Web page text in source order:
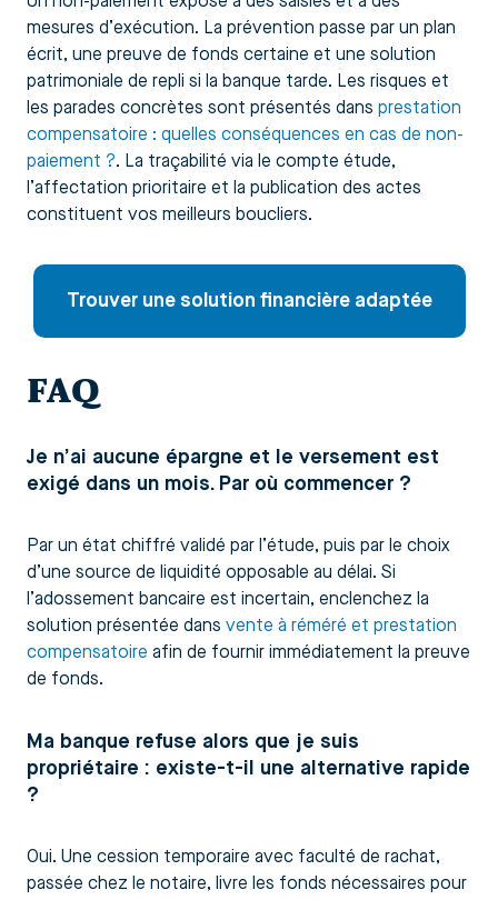
mesures d’exécution. La prévention passe par un plan
écrit, une preuve de fonds certaine et une solution
patrimoniale de repli si la banque tarde. Les risques et
les parades concrètes sont présentés dans prestation
compensatoire : quelles conséquences en cas de non-
paiement ?. La traçabilité via le compte étude,
l’affectation prioritaire et la publication des actes
constituent vos meilleurs boucliers.
Trouver une solution financière adaptée
FAQ
Je n’ai aucune épargne et le versement est
exigé dans un mois. Par où commencer ?
Par un état chiffré validé par l’étude, puis par le choix
d’une source de liquidité opposable au délai. Si
l’adossement bancaire est incertain, enclenchez la
solution présentée dans vente à réméré et prestation
compensatoire afin de fournir immédiatement la preuve
de fonds.
Ma banque refuse alors que je suis
propriétaire : existe-t-il une alternative rapide
?
Oui. Une cession temporaire avec faculté de rachat,
passée chez le notaire, livre les fonds nécessaires pour